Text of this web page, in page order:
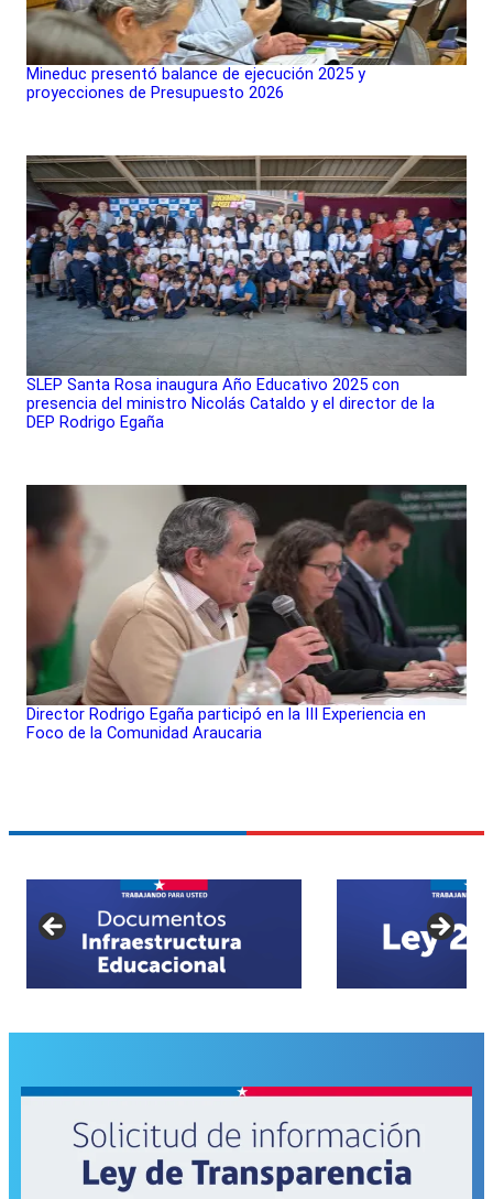
Mineduc presentó balance de ejecución 2025 y
proyecciones de Presupuesto 2026
SLEP Santa Rosa inaugura Año Educativo 2025 con
presencia del ministro Nicolás Cataldo y el director de la
DEP Rodrigo Egaña
Director Rodrigo Egaña participó en la III Experiencia en
Foco de la Comunidad Araucaria